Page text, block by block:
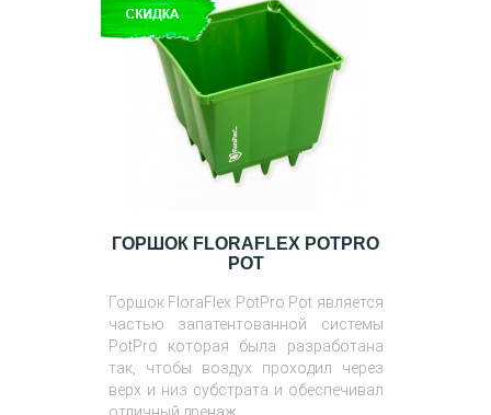
ГОРШОК FLORAFLEX POTPRO
POT
Горшок FloraFlex PotPro Pot является
частью запатентованной системы
PotPro которая была разработана
так, чтобы воздух проходил через
верх и низ субстрата и обеспечивал